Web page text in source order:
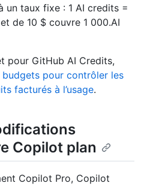
taux fixe : 1 AI credits =
de 10 $ couvre 1 000.AI
pour GitHub AI Credits,
pour contrôler les
facturés à l’usage.
Copilot plan
Copilot Pro, Copilot